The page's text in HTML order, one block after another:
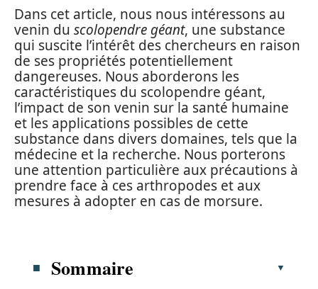
Dans cet article, nous nous intéressons au
venin du scolopendre géant, une substance
qui suscite l’intérêt des chercheurs en raison
de ses propriétés potentiellement
dangereuses. Nous aborderons les
caractéristiques du scolopendre géant,
l’impact de son venin sur la santé humaine
et les applications possibles de cette
substance dans divers domaines, tels que la
médecine et la recherche. Nous porterons
une attention particulière aux précautions à
prendre face à ces arthropodes et aux
mesures à adopter en cas de morsure.
Sommaire